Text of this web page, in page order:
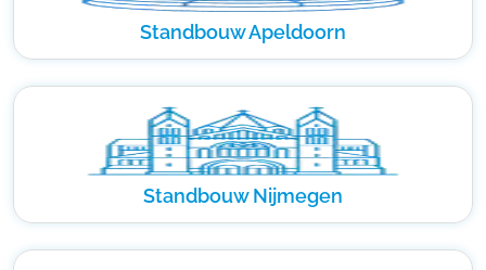
Standbouw Apeldoorn
Standbouw Nijmegen